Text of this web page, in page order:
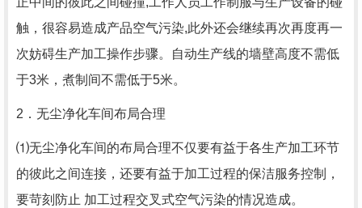
触，很容易造成产品空气污染,此外还会继续再次再度再一
次妨碍生产加工操作步骤。自动生产线的墙壁高度不需低
于3米，煮制间不需低于5米。
2．无尘净化车间布局合理
⑴无尘净化车间的布局合理不仅要有益于各生产加工环节
的彼此之间连接，还要有益于加工过程的保洁服务控制，
要苛刻防止 加工过程交叉式空气污染的情况造成。